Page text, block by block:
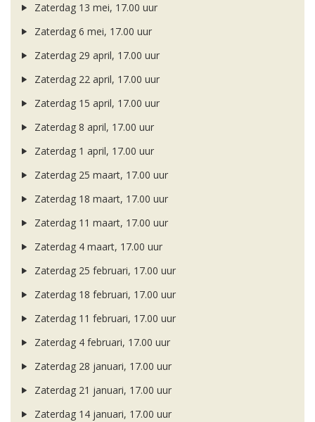
Zaterdag 13 mei, 17.00 uur
Zaterdag 6 mei, 17.00 uur
Zaterdag 29 april, 17.00 uur
Zaterdag 22 april, 17.00 uur
Zaterdag 15 april, 17.00 uur
Zaterdag 8 april, 17.00 uur
Zaterdag 1 april, 17.00 uur
Zaterdag 25 maart, 17.00 uur
Zaterdag 18 maart, 17.00 uur
Zaterdag 11 maart, 17.00 uur
Zaterdag 4 maart, 17.00 uur
Zaterdag 25 februari, 17.00 uur
Zaterdag 18 februari, 17.00 uur
Zaterdag 11 februari, 17.00 uur
Zaterdag 4 februari, 17.00 uur
Zaterdag 28 januari, 17.00 uur
Zaterdag 21 januari, 17.00 uur
Zaterdag 14 januari, 17.00 uur